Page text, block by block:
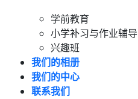
学前教育
小学补习与作业辅导
兴趣班
我们的相册
我们的中心
联系我们